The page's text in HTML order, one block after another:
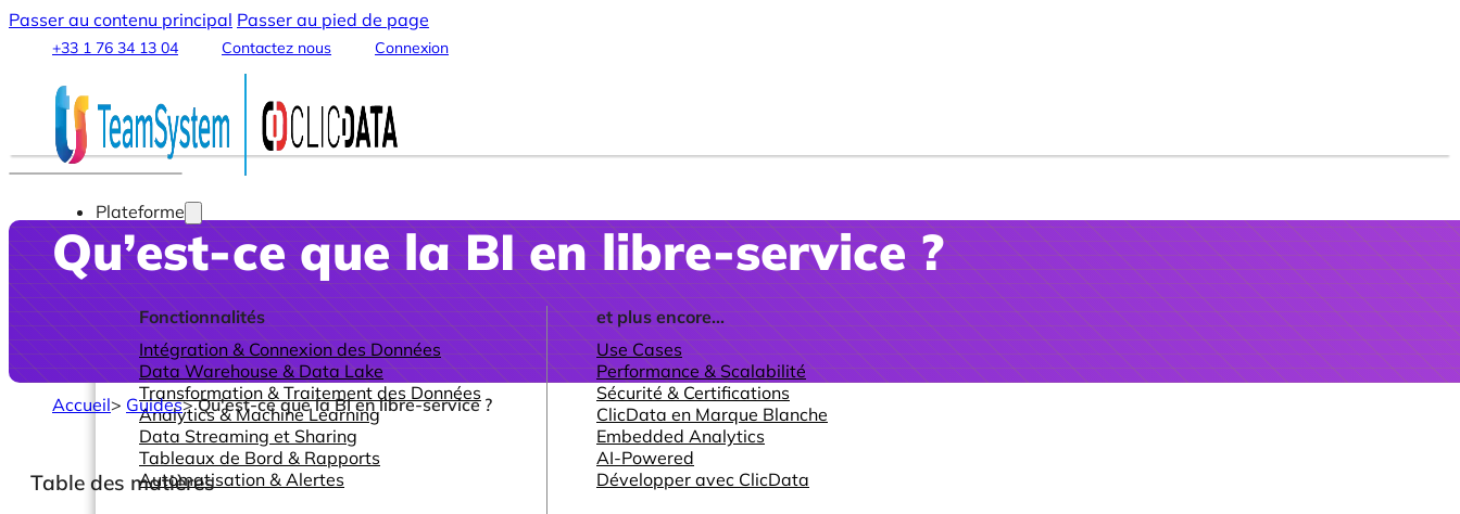
Passer au contenu principal Passer au pied de page
+33 1 76 34 13 04 Contactez nous Connexion
Plateforme
Fonctionnalités
Intégration & Connexion des Données
Data Warehouse & Data Lake
Transformation & Traitement des Données
Analytics & Machine Learning
Data Streaming et Sharing
Tableaux de Bord & Rapports
Automatisation & Alertes
et plus encore...
Use Cases
Performance & Scalabilité
Sécurité & Certifications
ClicData en Marque Blanche
Embedded Analytics
AI-Powered
Développer avec ClicData
Qu’est-ce que la BI en libre-service ?
Accueil> Guides>Qu'est-ce que la BI en libre-service ?
Table des matières